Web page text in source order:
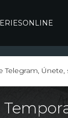
Telegram,